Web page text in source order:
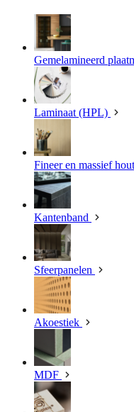
Gemelamineerd
Laminaat (HPL)
Fineer en massief hout
Kantenband
Sfeerpanelen
Akoestiek
MDF